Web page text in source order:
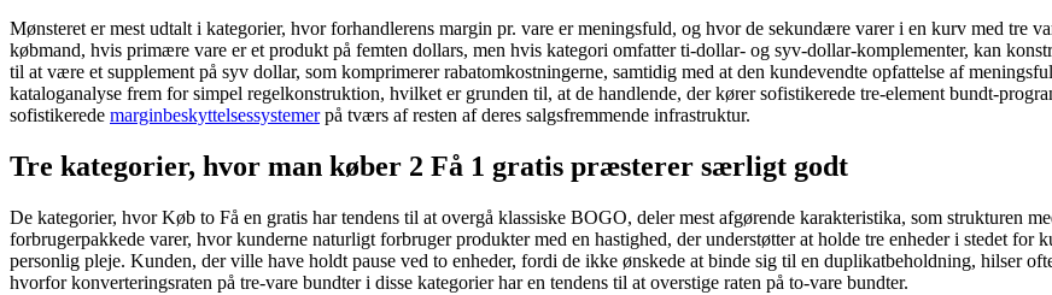
Mønsteret er mest udtalt i kategorier, hvor forhandlerens margin pr. vare er meningsfuld, og hvor de sekundære varer i en kurv med tre
købmand, hvis primære vare er et produkt på femten dollars, men hvis kategori omfatter ti-dollar- og syv-dollar-komplementer, kan
til at være et supplement på syv dollar, som komprimerer rabatomkostningerne, samtidig med at den kundevendte opfattelse af
kataloganalyse frem for simpel regelkonstruktion, hvilket er grunden til, at de handlende, der kører sofistikerede tre-element bundt-
sofistikerede marginbeskyttelsessystemerpå tværs af resten af ​​deres salgsfremmende infrastruktur.
Tre kategorier, hvor man køber 2 Få 1 gratis præsterer særligt godt
De kategorier, hvor Køb to Få en gratis har tendens til at overgå klassiske BOGO, deler mest afgørende karakteristika, som strukturen
forbrugerpakkede varer, hvor kunderne naturligt forbruger produkter med en hastighed, der understøtter at holde tre enheder i stedet
personlig pleje. Kunden, der ville have holdt pause ved to enheder, fordi de ikke ønskede at binde sig til en duplikatbeholdning, hilser
hvorfor konverteringsraten på tre-vare bundter i disse kategorier har en tendens til at overstige raten på to-vare bundter.